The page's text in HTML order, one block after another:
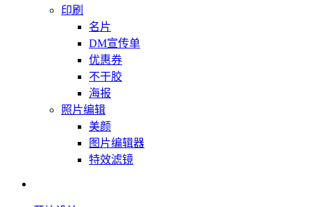
印刷
名片
DM宣传单
优惠券
不干胶
海报
照片编辑
美颜
图片编辑器
特效滤镜